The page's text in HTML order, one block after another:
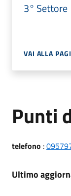
3° Settore
VAI ALLA
Punti
telefono :
Ultimo